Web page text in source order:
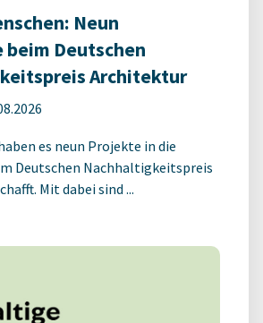
Neun
Deutschen
Architektur
es neun Projekte in die
Deutschen Nachhaltigkeitspreis
Mit dabei sind ...